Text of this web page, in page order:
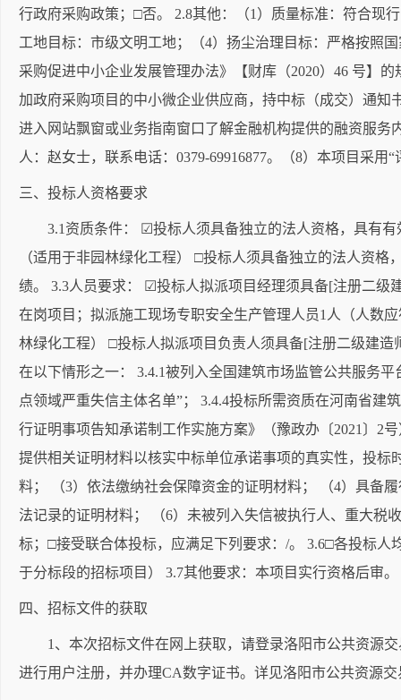
行政府采购政策；□否。 2.8其他：（1）质量标准：符合现
工地目标：市级文明工地；（4）扬尘治理目标：严格按照
采购促进中小企业发展管理办法》【财库（2020）46 号】
加政府采购项目的中小微企业供应商，持中标（成交）通知
进入网站飘窗或业务指南窗口了解金融机构提供的融资服
人：赵女士，联系电话：0379-69916877。（8）本项目采
三、投标人资格要求
3.1资质条件： ☑投标人须具备独立的法人资格，具有有
（适用于非园林绿化工程） □投标人须具备独立的法人资
绩。 3.3人员要求： ☑投标人拟派项目经理须具备[注册二级
在岗项目；拟派施工现场专职安全生产管理人员1人（人数
林绿化工程） □投标人拟派项目负责人须具备[注册二级建
在以下情形之一： 3.4.1被列入全国建筑市场监管公共服务
点领域严重失信主体名单”； 3.4.4投标所需资质在河南省建
行证明事项告知承诺制工作实施方案》（豫政办〔2021〕2
提供相关证明材料以核实中标单位承诺事项的真实性，投
料； （3）依法缴纳社会保障资金的证明材料； （4）具备
法记录的证明材料； （6）未被列入失信被执行人、重大
标；□接受联合体投标，应满足下列要求：/。 3.6□各投标
于分标段的招标项目） 3.7其他要求：本项目实行资格后审。
四、招标文件的获取
1、本次招标文件在网上获取，请登录洛阳市公共资源交易
进行用户注册，并办理CA数字证书。详见洛阳市公共资